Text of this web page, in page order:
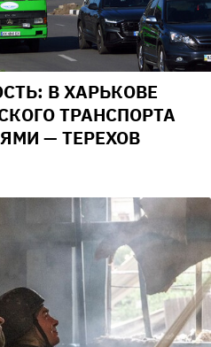
В ХАРЬКОВЕ
ТРАНСПОРТА
— ТЕРЕХОВ